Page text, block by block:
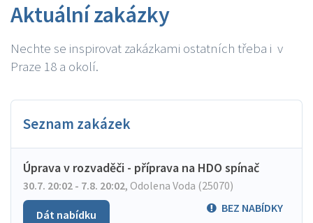
Aktuální zakázky
Nechte se inspirovat zakázkami ostatních třeba i v
Praze 18 a okolí.
Seznam zakázek
Úprava v rozvaděči - příprava na HDO spínač
30.7. 20:02 - 7.8. 20:02, Odolena Voda (25070)
BEZ NABÍDKY
Dát nabídku